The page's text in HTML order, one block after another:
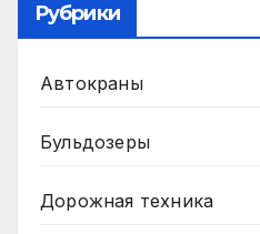
Рубрики
Автокраны
Бульдозеры
Дорожная техника